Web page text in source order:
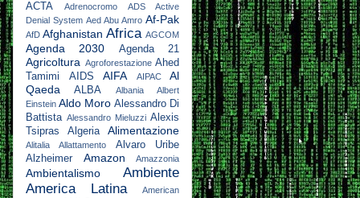
ACTA Adrenocromo
ADS Active
Denial System Aed Abu Amro Af-Pak
AfD Afghanistan Africa AGCOM
Agenda 2030 Agenda 21
Agricoltura Agroforestazione Ahed
Tamimi
AIDS AIFA AIPAC
Al
Qaeda
ALBA Albania
Albert
Einstein Aldo Moro Alessandro Di
Battista Alessandro Mieluzzi Alexis
Tsipras
Algeria Alimentazione
Alitalia Allattamento
Alvaro Uribe
Alzheimer
Amazon Amazzonia
Ambientalismo
Ambiente
America Latina
American